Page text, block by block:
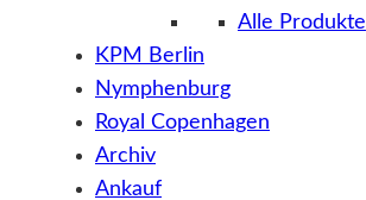
Alle Produkte
KPM Berlin
Nymphenburg
Royal Copenhagen
Archiv
Ankauf